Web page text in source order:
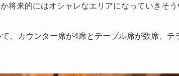
将来的にはオシャレなエリアになっていきそう
、カウンター席が4席とテーブル席が数席、テ